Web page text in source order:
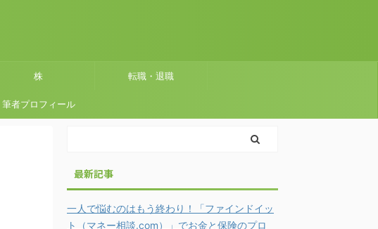
株 転職・退職
筆者プロフィール
最新記事
一人で悩むのはもう終わり！「ファインドイッ
ト（マネー相談.com）」でお金と保険のプロ